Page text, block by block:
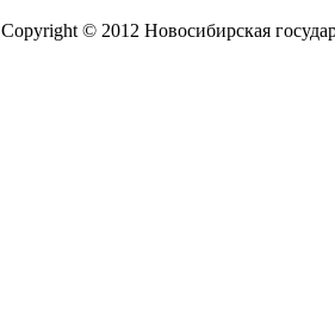
Copyright © 2012 Новосибирская